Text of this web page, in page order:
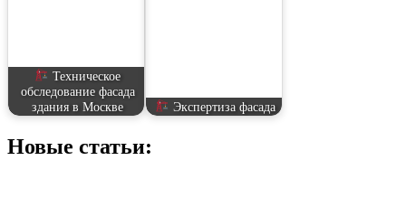
Техническое
обследование фасада
здания в Москве
Экспертиза фасада
Новые статьи: